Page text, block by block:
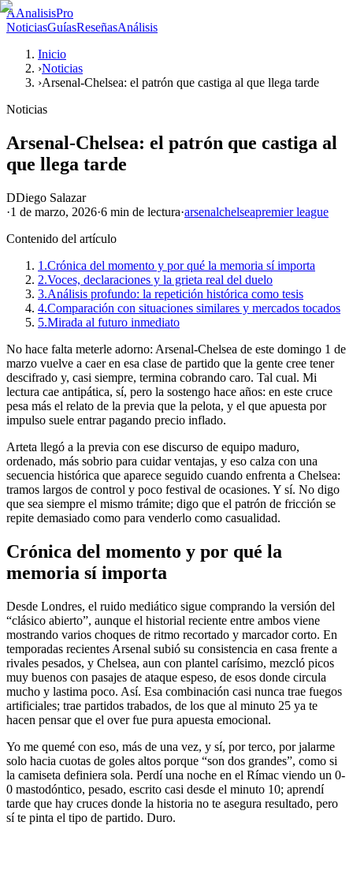
AAnalisisPro
NoticiasGuíasReseñasAnálisis
Inicio
›Noticias
›Arsenal-Chelsea: el patrón que castiga al que llega tarde
Noticias
Arsenal-Chelsea: el patrón que castiga al
que llega tarde
DDiego Salazar
·1 de marzo, 2026·6 min de lectura·arsenalchelseapremier league
Contenido del artículo
1.Crónica del momento y por qué la memoria sí importa
2.Voces, declaraciones y la grieta real del duelo
3.Análisis profundo: la repetición histórica como tesis
4.Comparación con situaciones similares y mercados tocados
5.Mirada al futuro inmediato
No hace falta meterle adorno: Arsenal-Chelsea de este domingo 1 de
marzo vuelve a caer en esa clase de partido que la gente cree tener
descifrado y, casi siempre, termina cobrando caro. Tal cual. Mi
lectura cae antipática, sí, pero la sostengo hace años: en este cruce
pesa más el relato de la previa que la pelota, y el que apuesta por
impulso suele entrar pagando precio inflado.
Arteta llegó a la previa con ese discurso de equipo maduro,
ordenado, más sobrio para cuidar ventajas, y eso calza con una
secuencia histórica que aparece seguido cuando enfrenta a Chelsea:
tramos largos de control y poco festival de ocasiones. Y sí. No digo
que sea siempre el mismo trámite; digo que el patrón de fricción se
repite demasiado como para venderlo como casualidad.
Crónica del momento y por qué la
memoria sí importa
Desde Londres, el ruido mediático sigue comprando la versión del
“clásico abierto”, aunque el historial reciente entre ambos viene
mostrando varios choques de ritmo recortado y marcador corto. En
temporadas recientes Arsenal subió su consistencia en casa frente a
rivales pesados, y Chelsea, aun con plantel carísimo, mezcló picos
muy buenos con pasajes de ataque espeso, de esos donde circula
mucho y lastima poco. Así. Esa combinación casi nunca trae fuegos
artificiales; trae partidos trabados, de los que al minuto 25 ya te
hacen pensar que el over fue pura apuesta emocional.
Yo me quemé con eso, más de una vez, y sí, por terco, por jalarme
solo hacia cuotas de goles altos porque “son dos grandes”, como si
la camiseta definiera sola. Perdí una noche en el Rímac viendo un 0-
0 mastodóntico, pesado, escrito casi desde el minuto 10; aprendí
tarde que hay cruces donde la historia no te asegura resultado, pero
sí te pinta el tipo de partido. Duro.